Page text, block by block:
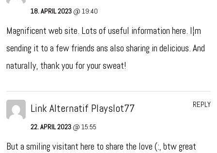
18. APRIL 2023 @ 19:40
Magnificent web site. Lots of useful information here. I¦m
sending it to a few friends ans also sharing in delicious. And
naturally, thank you for your sweat!
Link Alternatif Playslot77
22. APRIL 2023 @ 15:55
But a smiling visitant here to share the love (:, btw great
REPLY